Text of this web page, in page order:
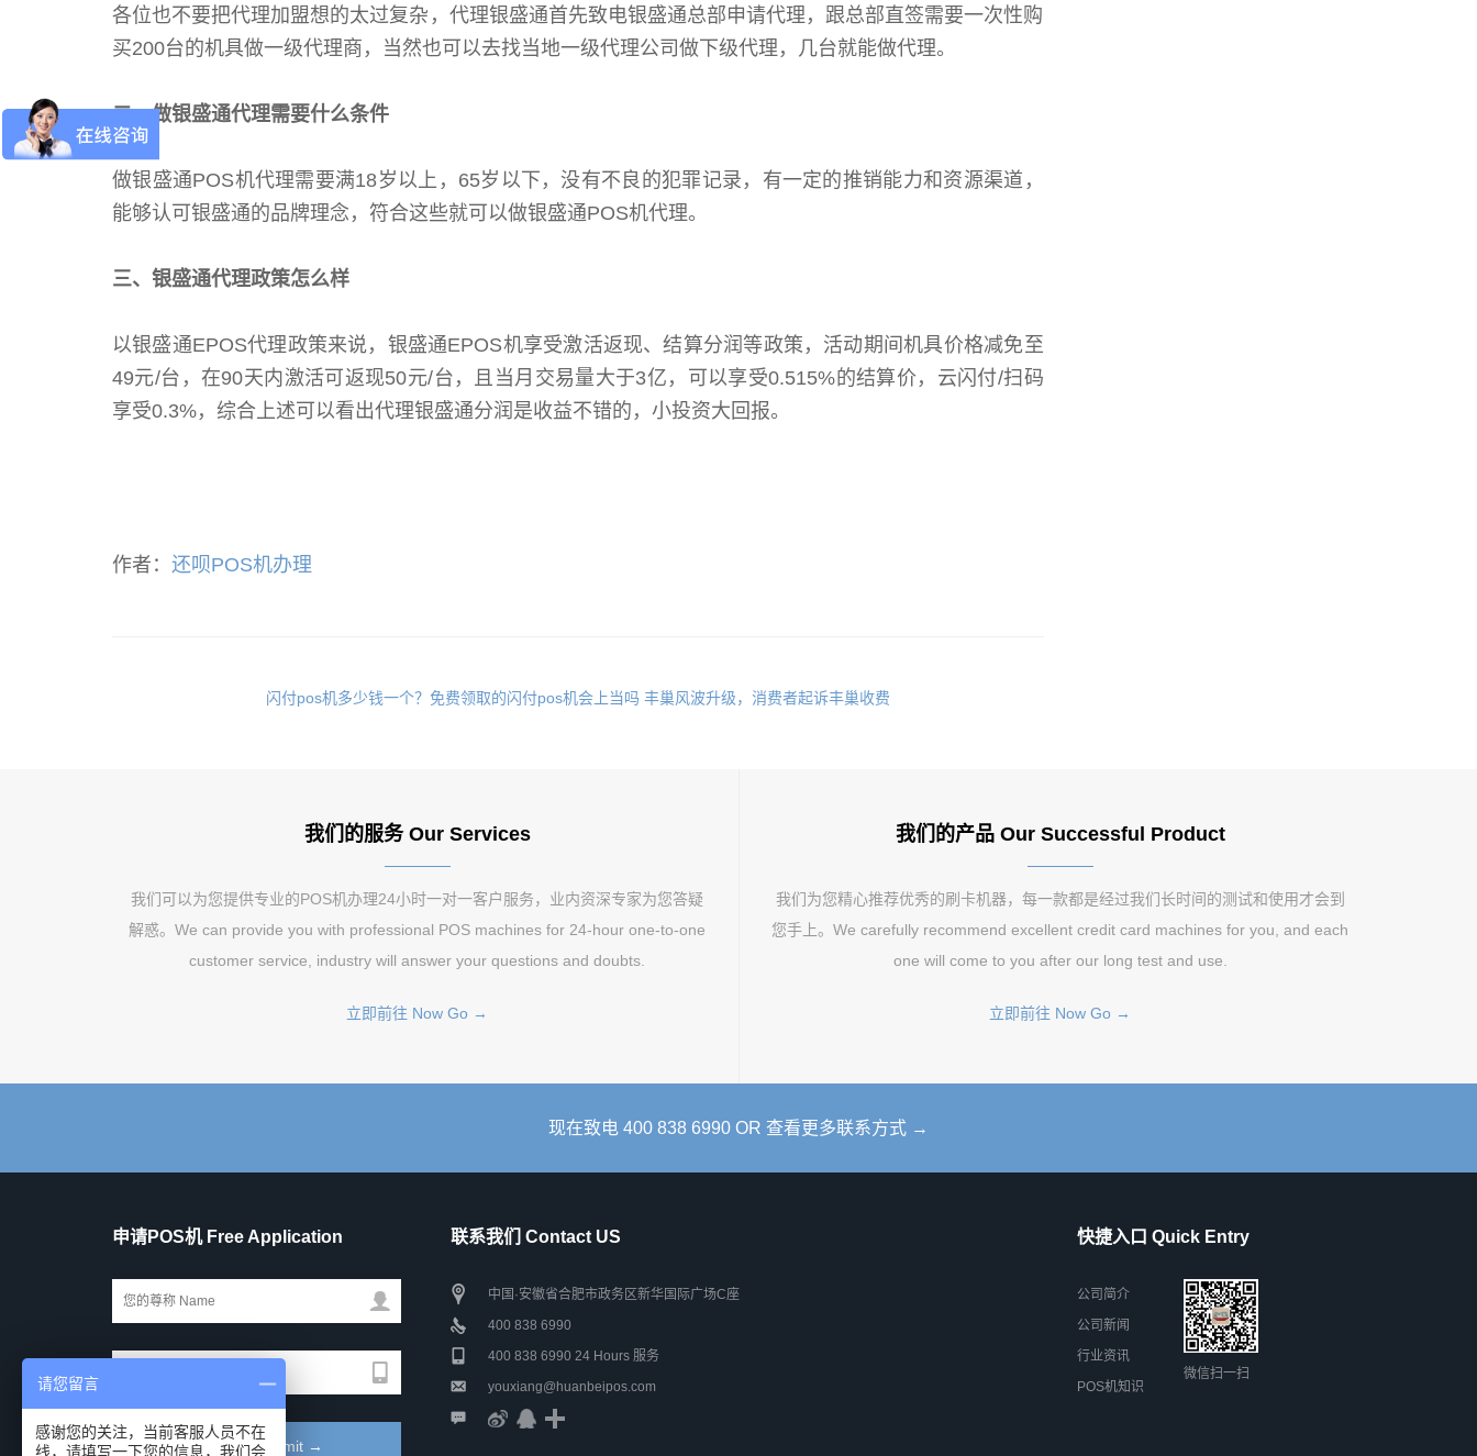
各位也不要把代理加盟想的太过复杂，代理银盛通首先致电银盛通总部申请代理，跟总部直签需要一次性购
买200台的机具做一级代理商，当然也可以去找当地一级代理公司做下级代理，几台就能做代理。
二、做银盛通代理需要什么条件
做银盛通POS机代理需要满18岁以上，65岁以下，没有不良的犯罪记录，有一定的推销能力和资源渠道，
能够认可银盛通的品牌理念，符合这些就可以做银盛通POS机代理。
三、银盛通代理政策怎么样
以银盛通EPOS代理政策来说，银盛通EPOS机享受激活返现、结算分润等政策，活动期间机具价格减免至
49元/台，在90天内激活可返现50元/台，且当月交易量大于3亿，可以享受0.515%的结算价，云闪付/扫码
享受0.3%，综合上述可以看出代理银盛通分润是收益不错的，小投资大回报。
作者： 还呗POS机办理
闪付pos机多少钱一个？免费领取的闪付pos机会上当吗 丰巢风波升级，消费者起诉丰巢收费
我们的服务 Our Services
我们可以为您提供专业的POS机办理24小时一对一客户服务，业内资深专家为您答疑
解惑。We can provide you with professional POS machines for 24-hour one-to-one
customer service, industry will answer your questions and doubts.
立即前往 Now Go →
我们的产品 Our Successful Product
我们为您精心推荐优秀的刷卡机器，每一款都是经过我们长时间的测试和使用才会到
您手上。We carefully recommend excellent credit card machines for you, and each
one will come to you after our long test and use.
立即前往 Now Go →
现在致电 400 838 6990 OR 查看更多联系方式 →
申请POS机 Free Application 联系我们 Contact US
中国·安徽省合肥市政务区新华国际广场C座
400 838 6990
400 838 6990 24 Hours 服务
youxiang@huanbeipos.com
快捷入口 Quick Entry
公司简介
公司新闻
行业资讯
POS机知识
微信扫一扫
请您留言
感谢您的关注，当前客服人员不在
线，请填写一下您的信息，我们会